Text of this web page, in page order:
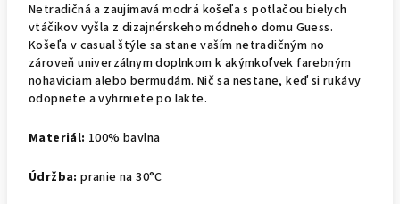
Netradičná a zaujímavá modrá košeľa s potlačou bielych
vtáčikov vyšla z dizajnérskeho módneho domu Guess.
Košeľa v casual štýle sa stane vaším netradičným no
zároveň univerzálnym doplnkom k akýmkoľvek farebným
nohaviciam alebo bermudám. Nič sa nestane, keď si rukávy
odopnete a vyhrniete po lakte.
Materiál: 100% bavlna
Údržba: pranie na 30°C